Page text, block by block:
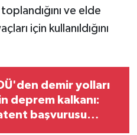
ve elde
için kullanıldığını
demir yolları
deprem kalkanı:
başvurusu